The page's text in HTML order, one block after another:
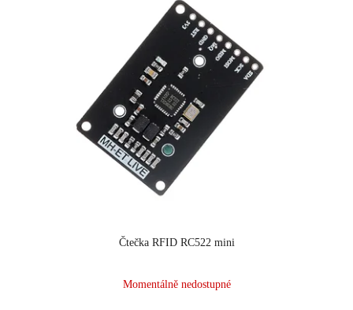
Čtečka RFID RC522 mini
hodnocení
Momentálně nedostupné